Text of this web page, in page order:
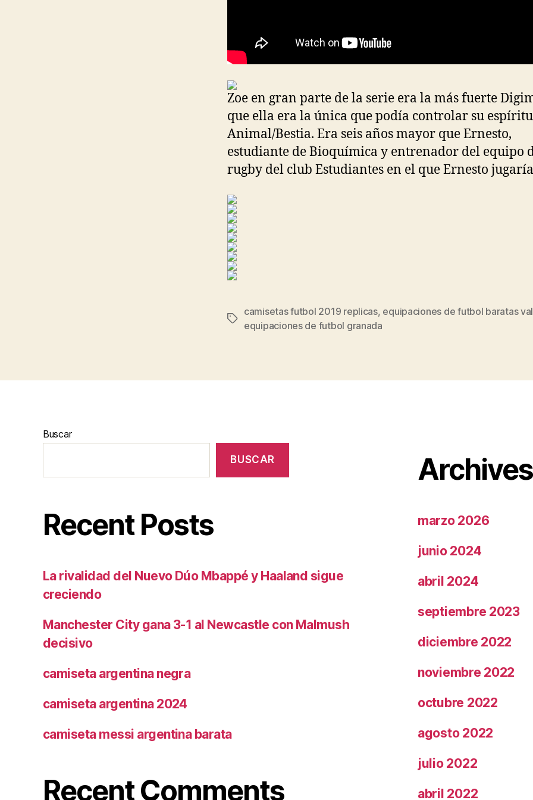
Zoe en gran parte de la serie era la más fuerte
que ella era la única que podía controlar su espíritu
Animal/Bestia. Era seis años mayor que Ernesto,
estudiante de Bioquímica y entrenador del equipo
rugby del club Estudiantes en el que Ernesto
Etiquetas
camisetas futbol 2019 replicas, equipaciones de futbol baratas
equipaciones de futbol granada
Buscar
BUSCAR
Recent Posts
La rivalidad del Nuevo Dúo Mbappé y Haaland sigue
creciendo
Manchester City gana 3-1 al Newcastle con Malmush
decisivo
camiseta argentina negra
camiseta argentina 2024
camiseta messi argentina barata
Recent Comments
Archives
marzo 2026
junio 2024
abril 2024
septiembre 2023
diciembre 2022
noviembre 2022
octubre 2022
agosto 2022
julio 2022
abril 2022